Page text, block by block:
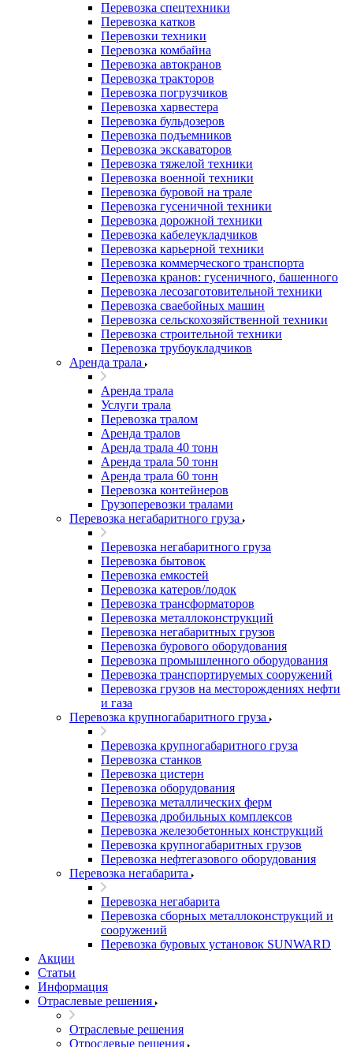
Перевозка спецтехники
Перевозка катков
Перевозки техники
Перевозка комбайна
Перевозка автокранов
Перевозка тракторов
Перевозка погрузчиков
Перевозка харвестера
Перевозка бульдозеров
Перевозка подъемников
Перевозка экскаваторов
Перевозка тяжелой техники
Перевозка военной техники
Перевозка буровой на трале
Перевозка гусеничной техники
Перевозка дорожной техники
Перевозка кабелеукладчиков
Перевозка карьерной техники
Перевозка коммерческого транспорта
Перевозка кранов: гусеничного, башенного
Перевозка лесозаготовительной техники
Перевозка сваебойных машин
Перевозка сельскохозяйственной техники
Перевозка строительной техники
Перевозка трубоукладчиков
Аренда трала
Аренда трала
Услуги трала
Перевозка тралом
Аренда тралов
Аренда трала 40 тонн
Аренда трала 50 тонн
Аренда трала 60 тонн
Перевозка контейнеров
Грузоперевозки тралами
Перевозка негабаритного груза
Перевозка негабаритного груза
Перевозка бытовок
Перевозка емкостей
Перевозка катеров/лодок
Перевозка трансформаторов
Перевозка металлоконструкций
Перевозка негабаритных грузов
Перевозка бурового оборудования
Перевозка промышленного оборудования
Перевозка транспортируемых сооружений
Перевозка грузов на месторождениях нефти
и газа
Перевозка крупногабаритного груза
Перевозка крупногабаритного груза
Перевозка станков
Перевозка цистерн
Перевозка оборудования
Перевозка металлических ферм
Перевозка дробильных комплексов
Перевозка железобетонных конструкций
Перевозка крупногабаритных грузов
Перевозка нефтегазового оборудования
Перевозка негабарита
Перевозка негабарита
Перевозка сборных металлоконструкций и
сооружений
Перевозка буровых установок SUNWARD
Акции
Статьи
Информация
Отраслевые решения
Отраслевые решения
Отрослевые решения